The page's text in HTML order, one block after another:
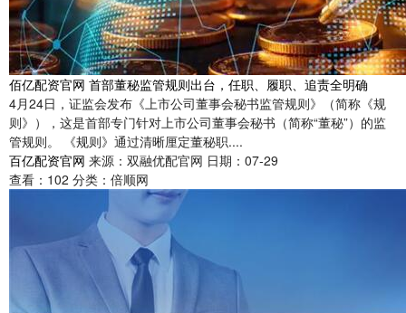
佰亿配资官网 首部董秘监管规则出台，任职、履职、追责全明确
4月24日，证监会发布《上市公司董事会秘书监管规则》（简称《规
则》），这是首部专门针对上市公司董事会秘书（简称“董秘”）的监
管规则。 《规则》通过清晰厘定董秘职....
百亿配资官网 来源：双融优配官网 日期：07-29
查看： 102 分类： 倍顺网